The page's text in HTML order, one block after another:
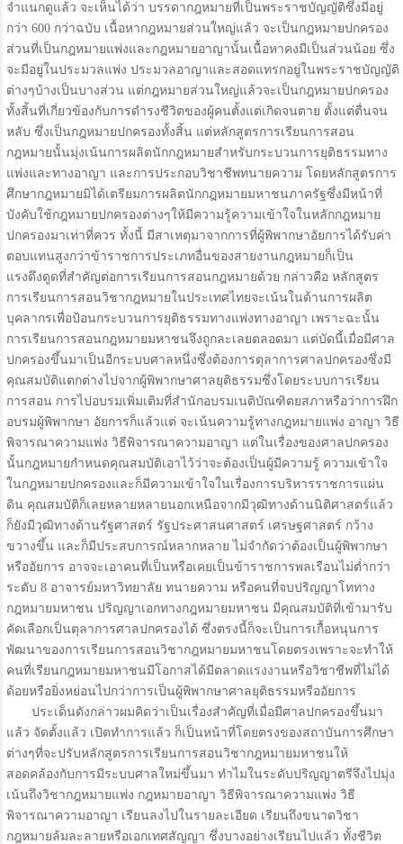
จำแนกดูแล้ว จะเห็นได้ว่า บรรดากฎหมายที่เป็นพระราชบัญญัติซึ่งมีอยู่
กว่า 600 กว่าฉบับ เนื้อหากฎหมายส่วนใหญ่แล้ว จะเป็นกฎหมายปกครอง
ส่วนที่เป็นกฎหมายแพ่งและกฎหมายอาญานั้นเนื้อหาคงมีเป็นส่วนน้อย ซึ่ง
จะมีอยู่ในประมวลแพ่ง ประมวลอาญาและสอดแทรกอยู่ในพระราชบัญญัติ
ต่างๆบ้างเป็นบางส่วน แต่กฎหมายส่วนใหญ่แล้วจะเป็นกฎหมายปกครอง
ทั้งสิ้นที่เกี่ยวข้องกับการดำรงชีวิตของผู้คนตั้งแต่เกิดจนตาย ตั้งแต่ตื่นจน
หลับ ซึ่งเป็นกฎหมายปกครองทั้งสิ้น แต่หลักสูตรการเรียนการสอน
กฎหมายนั้นมุ่งเน้นการผลิตนักกฎหมายสำหรับกระบวนการยุติธรรมทาง
แพ่งและทางอาญา และการประกอบวิชาชีพทนายความ โดยหลักสูตรการ
ศึกษากฎหมายมิได้เตรียมการผลิตนักกฎหมายมหาชนภาครัฐซึ่งมีหน้าที่
บังคับใช้กฎหมายปกครองต่างๆให้มีความรู้ความเข้าใจในหลักกฎหมาย
ปกครองมาเท่าที่ควร ทั้งนี้ มีสาเหตุมาจากการที่ผู้พิพากษาอัยการได้รับค่า
ตอบแทนสูงกว่าข้าราชการประเภทอื่นของสายงานกฎหมายก็เป็น
แรงดึงดูดที่สำคัญต่อการเรียนการสอนกฎหมายด้วย กล่าวคือ หลักสูตร
การเรียนการสอนวิชากฎหมายในประเทศไทยจะเน้นในด้านการผลิต
บุคลากรเพื่อป้อนกระบวนการยุติธรรมทางแพ่งทางอาญา เพราะฉะนั้น
การเรียนการสอนกฎหมายมหาชนจึงถูกละเลยตลอดมา แต่บัดนี้เมื่อมีศาล
ปกครองขึ้นมาเป็นอีกระบบศาลหนึ่งซึ่งต้องการตุลาการศาลปกครองซึ่งมี
คุณสมบัติแตกต่างไปจากผู้พิพากษาศาลยุติธรรมซึ่งโดยระบบการเรียน
การสอน การไปอบรมเพิ่มเติมที่สำนักอบรมเนติบัณฑิตยสภาหรือว่าการฝึก
อบรมผู้พิพากษา อัยการก็แล้วแต่ จะเน้นความรู้ทางกฎหมายแพ่ง อาญา วิธี
พิจารณาความแพ่ง วิธีพิจารณาความอาญา แต่ในเรื่องของศาลปกครอง
นั้นกฎหมายกำหนดคุณสมบัติเอาไว้ว่าจะต้องเป็นผู้มีความรู้ ความเข้าใจ
ในกฎหมายปกครองและก็มีความเข้าใจในเรื่องการบริหารราชการแผ่น
ดิน คุณสมบัติก็เลยหลายหลายนอกเหนือจากมีวุฒิทางด้านนิติศาสตร์แล้ว
ก็ยังมีวุฒิทางด้านรัฐศาสตร์ รัฐประศาสนศาสตร์ เศรษฐศาสตร์ กว้าง
ขวางขึ้น และก็มีประสบการณ์หลากหลาย ไม่จำกัดว่าต้องเป็นผู้พิพากษา
หรืออัยการ อาจจะเอาคนที่เป็นหรือเคยเป็นข้าราชการพลเรือนไม่ต่ำกว่า
ระดับ 8 อาจารย์มหาวิทยาลัย ทนายความ หรือคนที่จบปริญญาโททาง
กฎหมายมหาชน ปริญญาเอกทางกฎหมายมหาชน มีคุณสมบัติที่เข้ามารับ
คัดเลือกเป็นตุลาการศาลปกครองได้ ซึ่งตรงนี้ก็จะเป็นการเกื้อหนุนการ
พัฒนาของการเรียนการสอนวิชากฎหมายมหาชนโดยตรงเพราะจะทำให้
คนที่เรียนกฎหมายมหาชนมีโอกาสได้มีตลาดแรงงานหรือวิชาชีพที่ไม่ได้
ด้อยหรือยิ่งหย่อนไปกว่าการเป็นผู้พิพากษาศาลยุติธรรมหรืออัยการ
ประเด็นดังกล่าวผมคิดว่าเป็นเรื่องสำคัญที่เมื่อมีศาลปกครองขึ้นมา
แล้ว จัดตั้งแล้ว เปิดทำการแล้ว ก็เป็นหน้าที่โดยตรงของสถาบันการศึกษา
ต่างๆที่จะปรับหลักสูตรการเรียนการสอนวิชากฎหมายมหาชนให้
สอดคล้องกับการมีระบบศาลใหม่ขึ้นมา ทำไมในระดับปริญญาตรีจึงไปมุ่ง
เน้นถึงวิชากฎหมายแพ่ง กฎหมายอาญา วิธีพิจารณาความแพ่ง วิธี
พิจารณาความอาญา เรียนลงไปในรายละเอียด เรียนถึงขนาดวิชา
กฎหมายล้มละลายหรือเอกเทศสัญญา ซึ่งบางอย่างเรียนไปแล้ว ทั้งชีวิต